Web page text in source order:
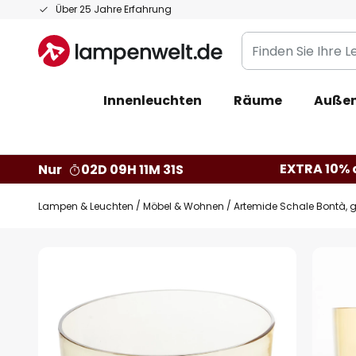
Über 25 Jahre Erfahrung
Zum
springen
Finden
Sie
Leuchte...
Innenleuchten Räume
Nur
02D 09H 11M 30S EXTRA
Lampen & Leuchten Möbel & Wohnen Artemide Schale Bontà,
Bildgalerie
springen